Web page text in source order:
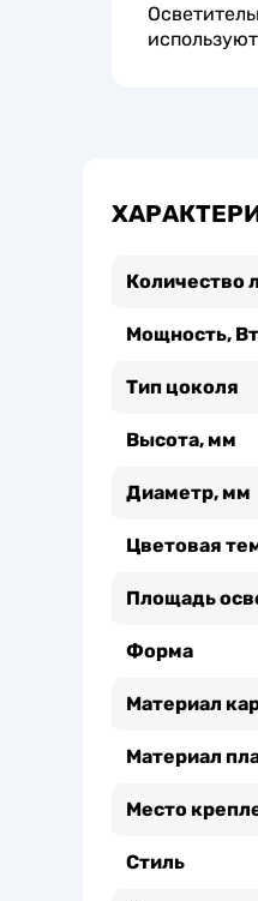
Количество
Мощность, Вт
Тип цоколя
Высота, мм
Диаметр, мм
Цветовая
Площадь
Форма
Материал
Материал
Место
Стиль